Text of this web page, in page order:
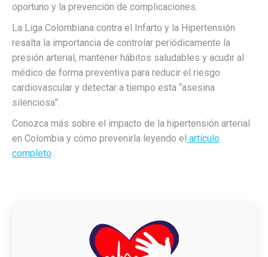
oportuno y la prevención de complicaciones.
La Liga Colombiana contra el Infarto y la Hipertensión
resalta la importancia de controlar periódicamente la
presión arterial, mantener hábitos saludables y acudir al
médico de forma preventiva para reducir el riesgo
cardiovascular y detectar a tiempo esta “asesina
silenciosa”.
Conozca más sobre el impacto de la hipertensión arterial
en Colombia y cómo prevenirla leyendo el artículo
completo.